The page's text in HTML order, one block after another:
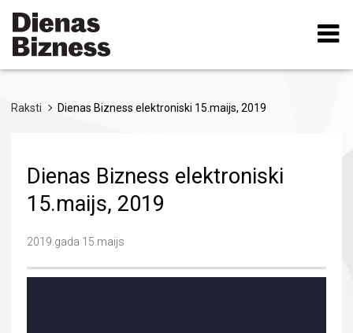
Pārlekt
uz
galveno
saturu
Raksti Dienas Bizness elektroniski 15.maijs, 2019
Dienas Bizness elektroniski
15.maijs, 2019
2019.gada 15.maijs